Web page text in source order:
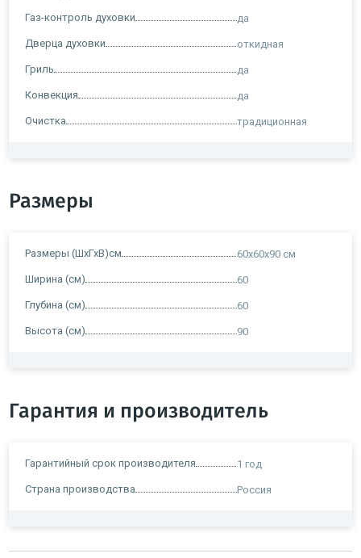
Газ-контроль духовки да
Дверца духовки откидная
Гриль да
Конвекция да
Очистка традиционная
Размеры
Размеры (ШхГхВ)см 60x60х90 см
Ширина (см) 60
Глубина (см) 60
Высота (см) 90
Гарантия и производитель
Гарантийный срок производителя 1 год
Страна производства Россия